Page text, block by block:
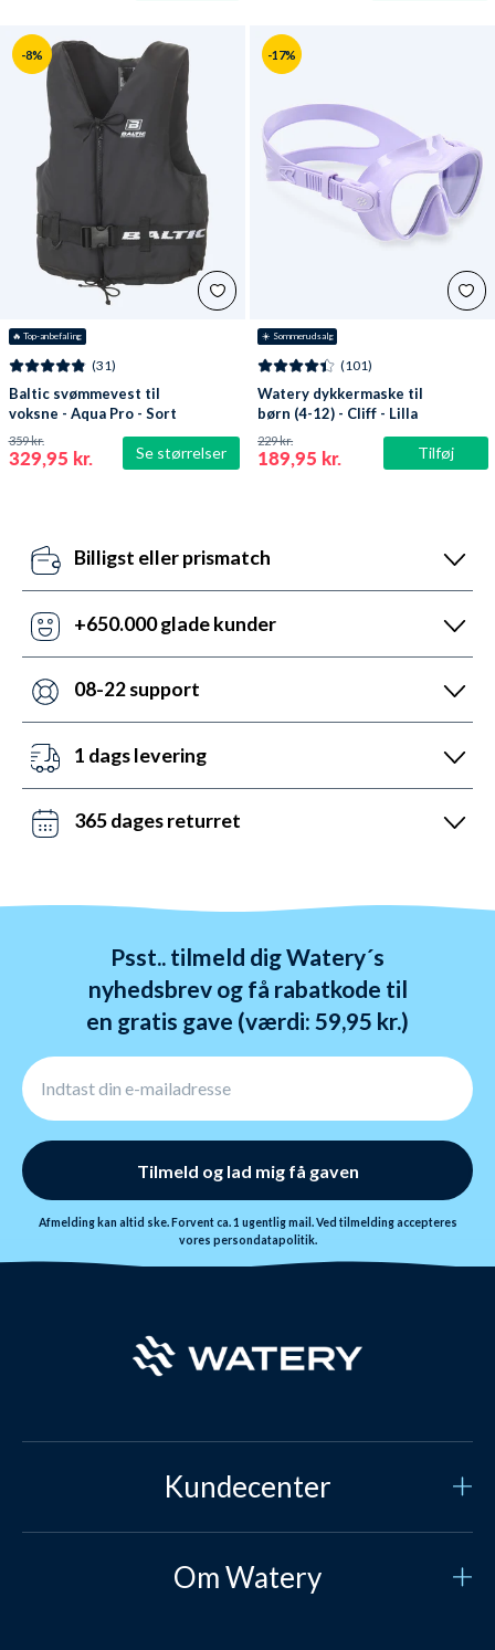
-8%
🔥 Top-anbefaling
Se størrelser
(31)
Baltic svømmevest til
voksne - Aqua Pro - Sort
329,95 kr.
359 kr.
-17%
☀️ Sommerudsalg
Tilføj
(101)
Watery dykkermaske til
børn (4-12) - Cliff - Lilla
189,95 kr.
229 kr.
Billigst eller prismatch
Vores pris-robotter opdaterer dagligt alle vores
priser ift. konkurrenterne. Misser de, så udnyt vores
+650.000 glade kunder
Med +6 år i markedet, så har vi hjulpet flere end
nogen andre med udstyr til vandsport. Heldigvis kan
08-22 support
Vi er sat i verden for at hjælpe. Derfor er vores
kundeservice åben mandag til fredag fra 08 til 22.
1 dags levering
Det kan du opnå ved bestilling før kl. 22:00 alle ugens
dage - også i weekenden. Vi sender med DAO, Bring
365 dages returret
behandles indenfor 24 timer.
Psst.. tilmeld dig Watery´s
nyhedsbrev og få rabatkode til
en gratis gave (værdi: 59,95 kr.)
Tilmeld og lad mig få gaven
Afmelding kan altid ske. Forvent ca. 1 ugentlig mail. Ved tilmelding accepteres
vores persondatapolitik.
Kundecenter
Kontakt os
Om Watery